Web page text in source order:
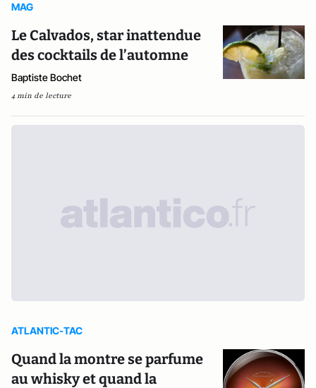
MAG
Le Calvados, star inattendue
des cocktails de l’automne
Baptiste Bochet
4 min de lecture
ATLANTIC-TAC
Quand la montre se parfume
au whisky et quand la